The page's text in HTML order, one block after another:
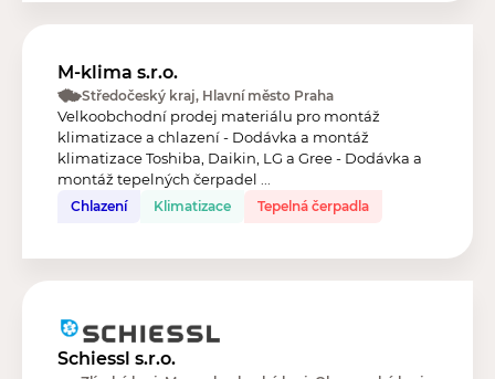
M-klima s.r.o.
Středočeský kraj, Hlavní město Praha
Velkoobchodní prodej materiálu pro montáž
klimatizace a chlazení - Dodávka a montáž
klimatizace Toshiba, Daikin, LG a Gree - Dodávka a
montáž tepelných čerpadel ...
Chlazení Klimatizace Tepelná čerpadla
Schiessl s.r.o.